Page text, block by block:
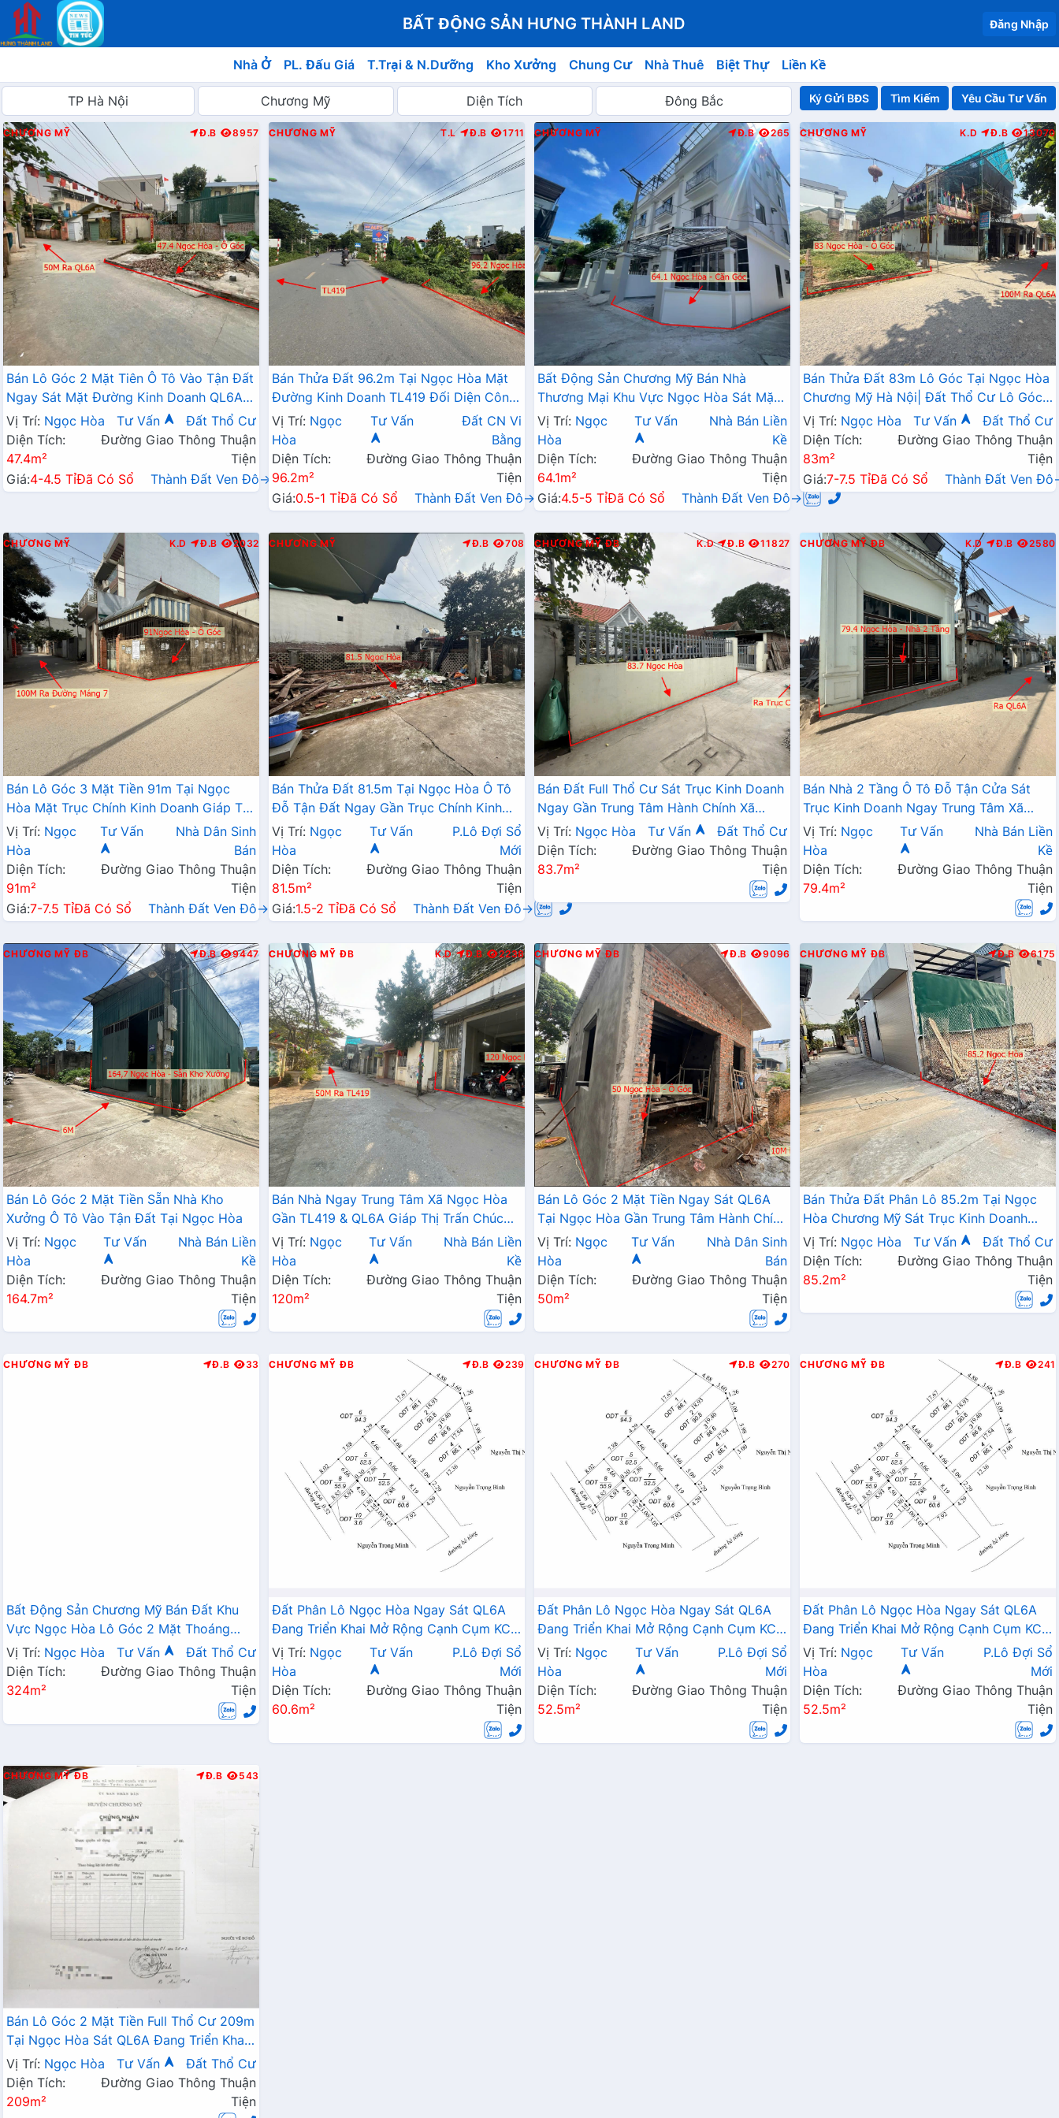
BẤT ĐỘNG SẢN HƯNG THÀNH LAND Đăng Nhập
Nhà Ở PL. Đấu Giá T.Trại & N.Dưỡng Kho Xưởng Chung Cư Nhà Thuê Biệt Thự Liền Kề
Ký Gửi BĐS Yêu Cầu Tư Vấn
CHƯƠNG MỸ Đ.B 8957
Bán Lô Góc 2 Mặt Tiên Ô Tô Vào Tận Đất
Ngay Sát Mặt Đường Kinh Doanh QL6A
Tại Ngọc Hòa Chương Mỹ
Vị Trí: Ngọc Hòa Tư Vấn
Đất Thổ Cư
Diện Tích:
47.4m²
Đường Giao Thông Thuận
Tiện
Giá:4-4.5 TỉĐã Có Sổ Thành Đất Ven Đô→
CHƯƠNG MỸ T.L Đ.B 1711
Bán Thửa Đất 96.2m Tại Ngọc Hòa Mặt
Đường Kinh Doanh TL419 Đối Diện Công
Ty K+K
Vị Trí: Ngọc
Hòa
Tư Vấn
Đất CN Vi
Bằng
Diện Tích:
96.2m²
Đường Giao Thông Thuận
Tiện
Giá:0.5-1 TỉĐã Có Sổ Thành Đất Ven Đô→
CHƯƠNG MỸ Đ.B 265
Bất Động Sản Chương Mỹ Bán Nhà
Thương Mại Khu Vực Ngọc Hòa Sát Mặt
Đường Kinh Doanh TL419 Cạnh Trường
Ngô Sỹ Liên
Vị Trí: Ngọc
Hòa
Tư Vấn
Nhà Bán Liền
Kề
Diện Tích:
64.1m²
Đường Giao Thông Thuận
Tiện
Giá:4.5-5 TỉĐã Có Sổ Thành Đất Ven Đô→
CHƯƠNG MỸ K.D Đ.B 13070
Bán Thửa Đất 83m Lô Góc Tại Ngọc Hòa
Chương Mỹ Hà Nội| Đất Thổ Cư Lô Góc
Tại Ngọc Hòa Chương Mỹ
Vị Trí: Ngọc Hòa Tư Vấn
Đất Thổ Cư
Diện Tích:
83m²
Đường Giao Thông Thuận
Tiện
Giá:7-7.5 TỉĐã Có Sổ Thành Đất Ven
CHƯƠNG MỸ K.D Đ.B 2032
Bán Lô Góc 3 Mặt Tiền 91m Tại Ngọc
Hòa Mặt Trục Chính Kinh Doanh Giáp Thị
Trấn Chúc Sơn
Vị Trí: Ngọc
Hòa
Tư Vấn
Nhà Dân Sinh
Bán
Diện Tích:
91m²
Đường Giao Thông Thuận
Tiện
Giá:7-7.5 TỉĐã Có Sổ Thành Đất Ven Đô→
CHƯƠNG MỸ Đ.B 708
Bán Thửa Đất 81.5m Tại Ngọc Hòa Ô Tô
Đỗ Tận Đất Ngay Gần Trục Chính Kinh
Doanh Cách Đường Máng 7 Vài Trăm Mét
Vị Trí: Ngọc
Hòa
Tư Vấn
P.Lô Đợi Sổ
Mới
Diện Tích:
81.5m²
Đường Giao Thông Thuận
Tiện
Giá:1.5-2 TỉĐã Có Sổ Thành Đất Ven Đô→
CHƯƠNG MỸ ĐB K.D Đ.B 11827
Bán Đất Full Thổ Cư Sát Trục Kinh Doanh
Ngay Gần Trung Tâm Hành Chính Xã
Ngọc Hòa Chương Mỹ
Vị Trí: Ngọc Hòa Tư Vấn
Đất Thổ Cư
Diện Tích:
83.7m²
Đường Giao Thông Thuận
Tiện
CHƯƠNG MỸ ĐB K.D Đ.B 2580
Bán Nhà 2 Tầng Ô Tô Đỗ Tận Cửa Sát
Trục Kinh Doanh Ngay Trung Tâm Xã
Ngọc Hòa Giá Chỉ Vài Tỷ
Vị Trí: Ngọc
Hòa
Tư Vấn
Nhà Bán Liền
Kề
Diện Tích:
79.4m²
Đường Giao Thông Thuận
Tiện
CHƯƠNG MỸ ĐB Đ.B 9447
Bán Lô Góc 2 Mặt Tiền Sẵn Nhà Kho
Xưởng Ô Tô Vào Tận Đất Tại Ngọc Hòa
Vị Trí: Ngọc
Hòa
Tư Vấn
Nhà Bán Liền
Kề
Diện Tích:
164.7m²
Đường Giao Thông Thuận
Tiện
CHƯƠNG MỸ ĐB K.D Đ.B 2238
Bán Nhà Ngay Trung Tâm Xã Ngọc Hòa
Gần TL419 & QL6A Giáp Thị Trấn Chúc
Sơn Giá Chỉ Vài Tỷ
Vị Trí: Ngọc
Hòa
Tư Vấn
Nhà Bán Liền
Kề
Diện Tích:
120m²
Đường Giao Thông Thuận
Tiện
CHƯƠNG MỸ ĐB Đ.B 9096
Bán Lô Góc 2 Mặt Tiền Ngay Sát QL6A
Tại Ngọc Hòa Gần Trung Tâm Hành Chính
Huyện
Vị Trí: Ngọc
Hòa
Tư Vấn
Nhà Dân Sinh
Bán
Diện Tích:
50m²
Đường Giao Thông Thuận
Tiện
CHƯƠNG MỸ ĐB Đ.B 6175
Bán Thửa Đất Phân Lô 85.2m Tại Ngọc
Hòa Chương Mỹ Sát Trục Kinh Doanh
Gần Trung Tâm Hành Chính Xã
Vị Trí: Ngọc Hòa Tư Vấn
Đất Thổ Cư
Diện Tích:
85.2m²
Đường Giao Thông Thuận
Tiện
CHƯƠNG MỸ ĐB Đ.B 33
Bất Động Sản Chương Mỹ Bán Đất Khu
Vực Ngọc Hòa Lô Góc 2 Mặt Thoáng
Đường Thông Ô Tô Gần Trục Chính Kinh
Doanh
Vị Trí: Ngọc Hòa Tư Vấn
Đất Thổ Cư
Diện Tích:
324m²
Đường Giao Thông Thuận
Tiện
CHƯƠNG MỸ ĐB Đ.B 239
Đất Phân Lô Ngọc Hòa Ngay Sát QL6A
Đang Triển Khai Mở Rộng Cạnh Cụm KCN
Phú Nghĩa
Vị Trí: Ngọc
Hòa
Tư Vấn
P.Lô Đợi Sổ
Mới
Diện Tích:
60.6m²
Đường Giao Thông Thuận
Tiện
CHƯƠNG MỸ ĐB Đ.B 270
Đất Phân Lô Ngọc Hòa Ngay Sát QL6A
Đang Triển Khai Mở Rộng Cạnh Cụm KCN
Phú Nghĩa
Vị Trí: Ngọc
Hòa
Tư Vấn
P.Lô Đợi Sổ
Mới
Diện Tích:
52.5m²
Đường Giao Thông Thuận
Tiện
CHƯƠNG MỸ ĐB Đ.B 241
Đất Phân Lô Ngọc Hòa Ngay Sát QL6A
Đang Triển Khai Mở Rộng Cạnh Cụm KCN
Phú Nghĩa
Vị Trí: Ngọc
Hòa
Tư Vấn
P.Lô Đợi Sổ
Mới
Diện Tích:
52.5m²
Đường Giao Thông Thuận
Tiện
CHƯƠNG MỸ ĐB Đ.B 543
Bán Lô Góc 2 Mặt Tiền Full Thổ Cư 209m
Tại Ngọc Hòa Sát QL6A Đang Triển Khai
Mở Rộng
Vị Trí: Ngọc Hòa Tư Vấn
Đất Thổ Cư
Diện Tích:
209m²
Đường Giao Thông Thuận
Tiện